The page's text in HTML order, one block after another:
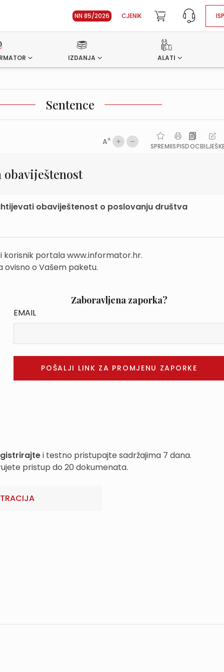
NN 85/2026 CJENIK
IZDANJA ALATI
Sentence
AA
SPREMIISPISDOC
obaviještenost o poslovanju društva
portala www.informator.hr.
ovisno o Vašem paketu.
Zaboravljena zaporka?
EMAIL
i testno pristupajte sadržajima 7 dana.
pristup do 20 dokumenata.